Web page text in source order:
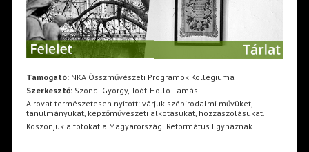
Támogató:NKA Összművészeti Programok Kollégiuma
Szerkesztő:Szondi György, Toót-Holló Tamás
A rovat természetesen nyitott: várjuk szépirodalmi művüket,
tanulmányukat, képzőművészeti alkotásukat, hozzászólásukat.
Köszönjük a fotókat a Magyarországi Református Egyháznak